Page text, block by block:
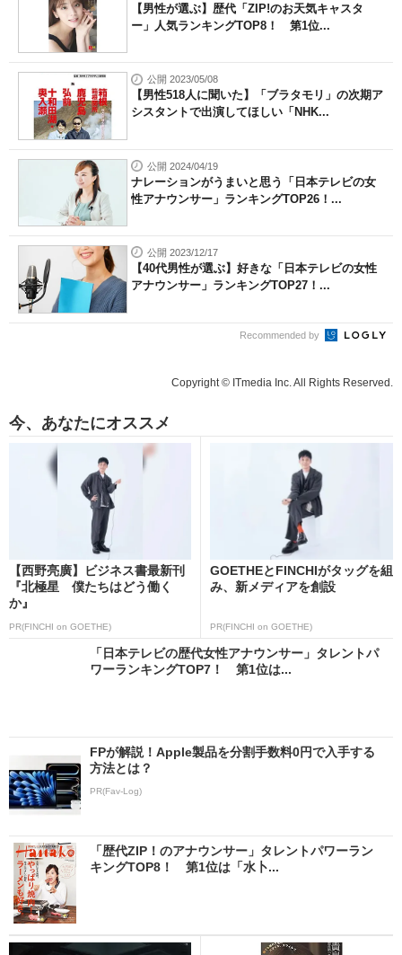
【男性が選ぶ】歴代「ZIP!のお天気キャスタ
ー」人気ランキングTOP8！ 第1位...
公開 2023/05/08
【男性518人に聞いた】「ブラタモリ」の次期ア
シスタントで出演してほしい「NHK...
公開 2024/04/19
ナレーションがうまいと思う「日本テレビの女
性アナウンサー」ランキングTOP26！...
公開 2023/12/17
【40代男性が選ぶ】好きな「日本テレビの女性
アナウンサー」ランキングTOP27！...
Recommended by
Copyright © ITmedia Inc. All Rights Reserved.
今、あなたにオススメ
【西野亮廣】ビジネス書最新刊
『北極星 僕たちはどう働く
か』
PR(FINCHI on GOETHE)
GOETHEとFINCHIがタッグを組
み、新メディアを創設
PR(FINCHI on GOETHE)
「日本テレビの歴代女性アナウンサー」タレントパ
ワーランキングTOP7！ 第1位は...
FPが解説！Apple製品を分割手数料0円で入手する
方法とは？
PR(Fav-Log)
「歴代ZIP！のアナウンサー」タレントパワーラン
キングTOP8！ 第1位は「水卜...